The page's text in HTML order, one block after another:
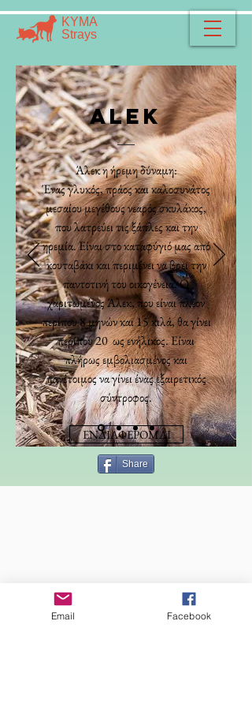
​​ΚΥΜΑ
​Strays
alek
Άλεκ η ήρεμη δύναμη:
Ένας γλυκός, πράος και καλοσυνάτος
μεσαίου μεγέθους νεαρός σκυλάκος,
που λατρεύει τις ξάπλες και την
ηρεμία. Είναι στο καταφύγιό μας από
κουταβάκι και περιμένει να βρει την
παντοτινή του οικογένεια. Ο
χαριτωμένος Άλεκ, που είναι πλέον
περίπου 8 μηνών και 15 κιλά, θα γίνει
περίπου 20 ως ενήλικος. Είναι
πλήρως εμβολιασμένος και
πανέτοιμος να γίνει ένας εξαιρετικός
σύντροφος.
ΕΝΔΙΑΦΕΡΟΜΑΙ
Share
Email Facebook